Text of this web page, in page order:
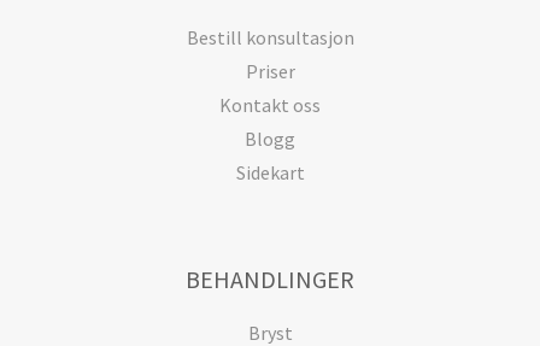
Bestill konsultasjon
Priser
Kontakt oss
Blogg
Sidekart
BEHANDLINGER
Bryst